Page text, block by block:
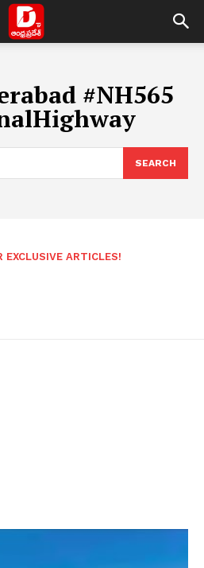
#NH565
SEARCH
EXCLUSIVE ARTICLES!